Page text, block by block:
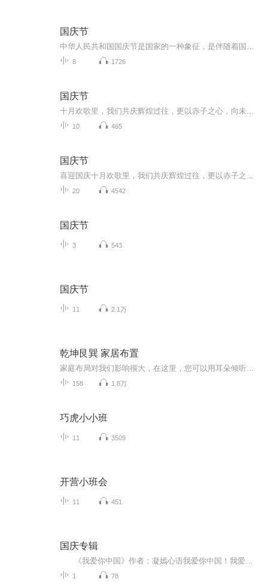
国庆节
8 1726
国庆节
10 465
国庆节
20 4542
国庆节
3 543
国庆节
11 2.1万
乾坤艮巽 家居布置
158 1.8万
巧虎小小班
11 3509
开营小班会
11 451
国庆专辑
1 78